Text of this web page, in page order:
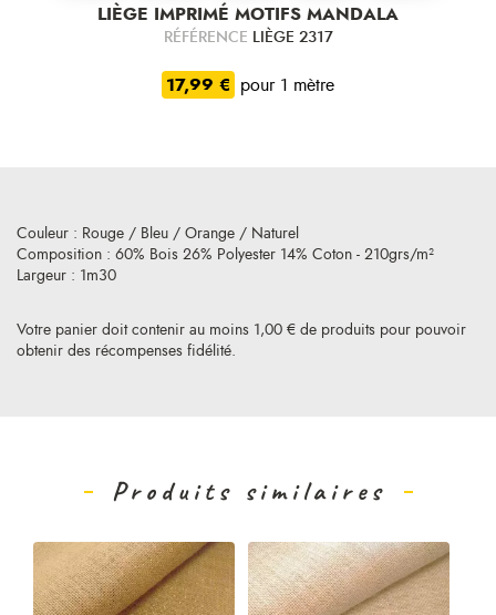
LIÈGE IMPRIMÉ MOTIFS MANDALA
RÉFÉRENCE LIÈGE 2317
17,99 € pour 1 mètre
Votre panier doit contenir au moins 1,00 € de produits pour pouvoir
obtenir des récompenses fidélité.
Couleur : Rouge / Bleu / Orange / Naturel
Composition : 60% Bois 26% Polyester 14% Coton - 210grs/m²
Largeur : 1m30
Produits similaires